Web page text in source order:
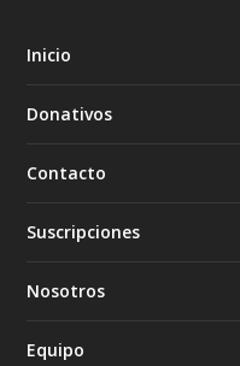
Inicio
Donativos
Contacto
Suscripciones
Nosotros
Equipo